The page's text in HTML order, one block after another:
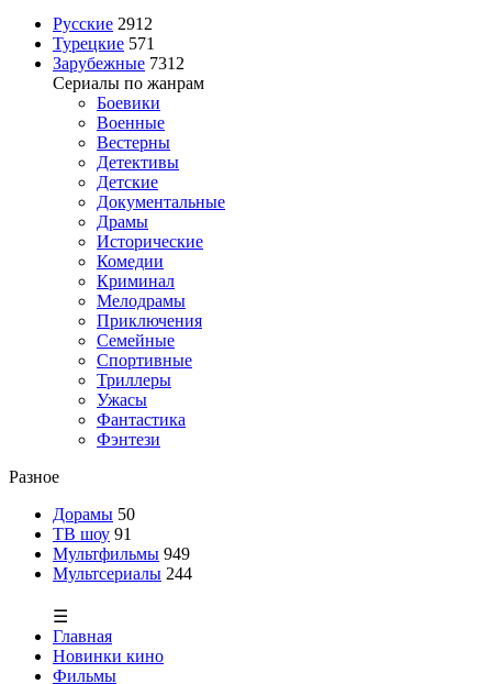
Русские 2912
Турецкие 571
Зарубежные 7312
Сериалы по жанрам
Боевики
Военные
Вестерны
Детективы
Детские
Документальные
Драмы
Исторические
Комедии
Криминал
Мелодрамы
Приключения
Семейные
Спортивные
Триллеры
Ужасы
Фантастика
Фэнтези
Разное
Дорамы 50
ТВ шоу 91
Мультфильмы 949
Мультсериалы 244
☰
Главная
Новинки кино
Фильмы